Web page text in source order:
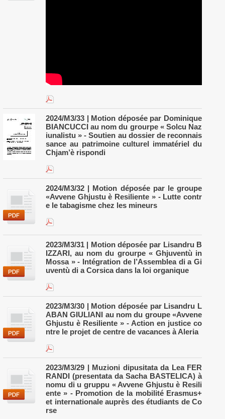
2024/M3/33 | Motion déposée par Dominique
BIANCUCCI au nom du grourpe « Solcu Naz
iunalistu » - Soutien au dossier de reconnais
sance au patrimoine culturel immatériel du
Chjam’è rispondi
2024/M3/32 | Motion déposée par le groupe
«Avvene Ghjustu è Resiliente » - Lutte contr
e le tabagisme chez les mineurs
2023/M3/31 | Motion déposée par Lisandru B
IZZARI, au nom du grourpe « Ghjuventù in
Mossa » - Intégration de l’Assemblea di a Gi
uventù di a Corsica dans la loi organique
2023/M3/30 | Motion déposée par Lisandru L
ABAN GIULIANI au nom du groupe «Avvene
Ghjustu è Resiliente » - Action en justice co
ntre le projet de centre de vacances à Aleria
2023/M3/29 | Muzioni dipusitata da Lea FER
RANDI (presentata da Sacha BASTELICA) à
nomu di u gruppu « Avvene Ghjustu è Resili
ente » - Promotion de la mobilité Erasmus+
et internationale auprès des étudiants de Co
rse